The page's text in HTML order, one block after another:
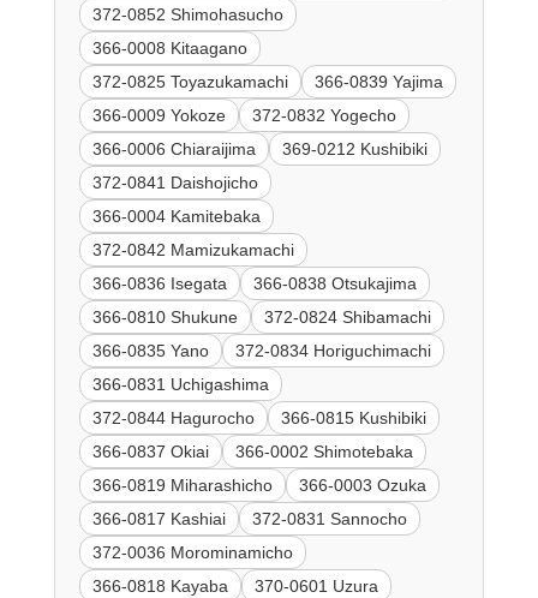
372-0852 Shimohasucho
366-0008 Kitaagano
372-0825 Toyazukamachi
366-0839 Yajima
366-0009 Yokoze
372-0832 Yogecho
366-0006 Chiaraijima
369-0212 Kushibiki
372-0841 Daishojicho
366-0004 Kamitebaka
372-0842 Mamizukamachi
366-0836 Isegata
366-0838 Otsukajima
366-0810 Shukune
372-0824 Shibamachi
366-0835 Yano
372-0834 Horiguchimachi
366-0831 Uchigashima
372-0844 Hagurocho
366-0815 Kushibiki
366-0837 Okiai
366-0002 Shimotebaka
366-0819 Miharashicho
366-0003 Ozuka
366-0817 Kashiai
372-0831 Sannocho
372-0036 Morominamicho
366-0818 Kayaba
370-0601 Uzura